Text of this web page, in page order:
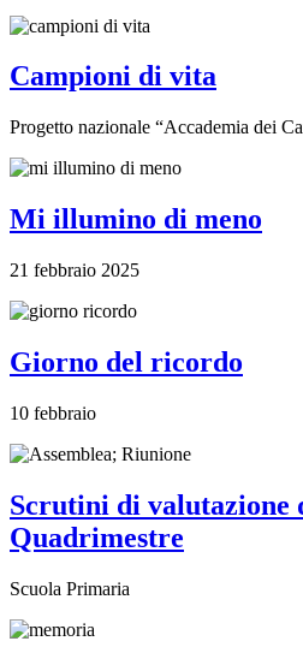
Campioni di vita
Progetto nazionale “Accademia dei
Mi illumino di meno
21 febbraio 2025
Giorno del ricordo
10 febbraio
Scrutini di valutazione
Quadrimestre
Scuola Primaria